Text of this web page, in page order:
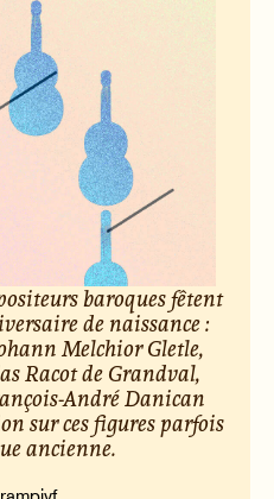
baroques fêtent
de naissance :
Melchior Gletle,
Racot de Grandval,
André Danican
sur ces figures parfois
ancienne.